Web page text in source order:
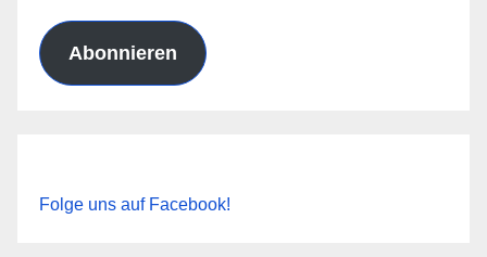
Abonnieren
Folge uns auf Facebook!